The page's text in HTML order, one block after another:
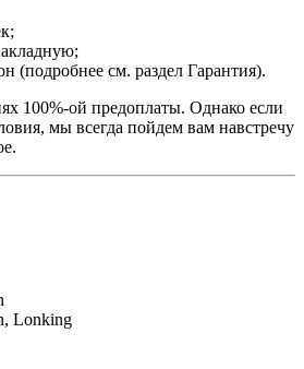
(подробнее см. раздел Гарантия).
100%-ой предоплаты. Однако если
мы всегда пойдем вам навстречу